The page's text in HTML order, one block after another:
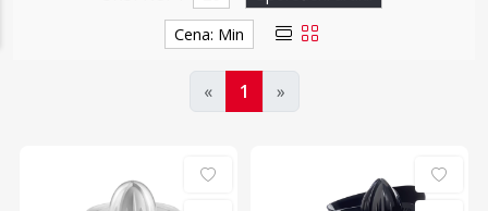
Cena: Min
« 1 »